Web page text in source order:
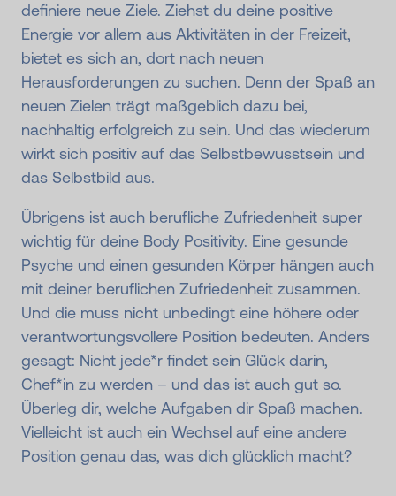
definiere neue Ziele. Ziehst du deine positive
Energie vor allem aus Aktivitäten in der Freizeit,
bietet es sich an, dort nach neuen
Herausforderungen zu suchen. Denn der Spaß an
neuen Zielen trägt maßgeblich dazu bei,
nachhaltig erfolgreich zu sein. Und das wiederum
wirkt sich positiv auf das Selbstbewusstsein und
das Selbstbild aus.
Übrigens ist auch berufliche Zufriedenheit super
wichtig für deine Body Positivity. Eine gesunde
Psyche und einen gesunden Körper hängen auch
mit deiner beruflichen Zufriedenheit zusammen.
Und die muss nicht unbedingt eine höhere oder
verantwortungsvollere Position bedeuten. Anders
gesagt: Nicht jede*r findet sein Glück darin,
Chef*in zu werden – und das ist auch gut so.
Überleg dir, welche Aufgaben dir Spaß machen.
Vielleicht ist auch ein Wechsel auf eine andere
Position genau das, was dich glücklich macht?